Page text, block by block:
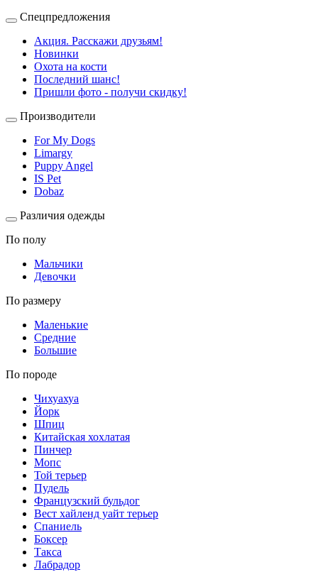
Спецпредложения
Акция. Расскажи друзьям!
Новинки
Охота на кости
Последний шанс!
Пришли фото - получи скидку!
Производители
For My Dogs
Limargy
Puppy Angel
IS Pet
Dobaz
Различия одежды
По полу
Мальчики
Девочки
По размеру
Маленькие
Средние
Большие
По породе
Чихуахуа
Йорк
Шпиц
Китайская хохлатая
Пинчер
Мопс
Той терьер
Пудель
Французский бульдог
Вест хайленд уайт терьер
Спаниель
Боксер
Такса
Лабрадор